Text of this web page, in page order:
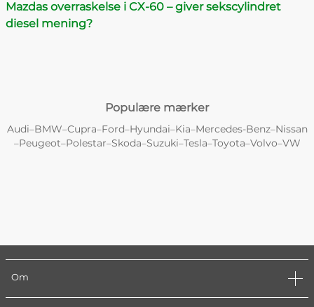
Mazdas overraskelse i CX-60 – giver sekscylindret
diesel mening?
Populære mærker
Audi–BMW–Cupra–Ford–Hyundai–Kia–Mercedes-Benz–Nissan
–Peugeot–Polestar–Skoda–Suzuki–Tesla–Toyota–Volvo–VW
Om